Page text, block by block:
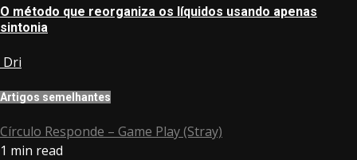
​O método que reorganiza os líquidos usando apenas
sintonia
Dri
Artigos semelhantes
Círculo Responde – Game Play (Stray)
1 min read